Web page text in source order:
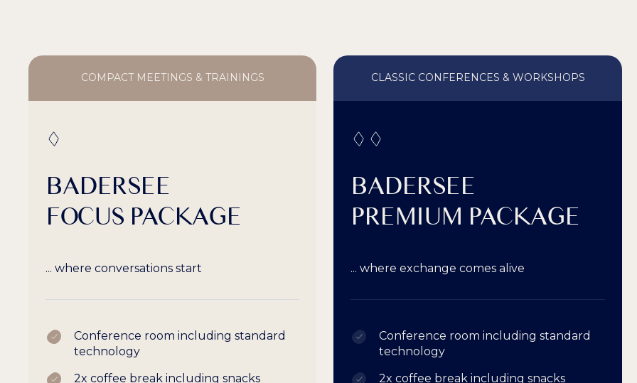
COMPACT MEETINGS & TRAININGS
BADERSEE
FOCUS PACKAGE
... where conversations start
Conference room including standard
technology
2x coffee break including snacks
CLASSIC CONFERENCES & WORKSHOPS
BADERSEE
PREMIUM PACKAGE
... where exchange comes alive
Conference room including standard
technology
2x coffee break including snacks